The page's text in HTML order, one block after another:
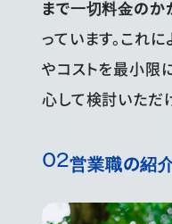
まで一切料金の
っています。これ
やコストを最小限
心して検討いただ
営業職の紹